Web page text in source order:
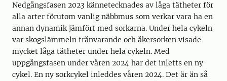
Nedgångsfasen 2023 kännetecknades av låga tätheter för
alla arter förutom vanlig näbbmus som verkar vara ha en
annan dynamik jämfört med sorkarna. Under hela cykeln
var skogslämmeln frånvarande och åkersorken visade
mycket låga tätheter under hela cykeln. Med
uppgångsfasen under våren 2024 har det inletts en ny
cykel. En ny sorkcykel inleddes våren 2024. Det är än så